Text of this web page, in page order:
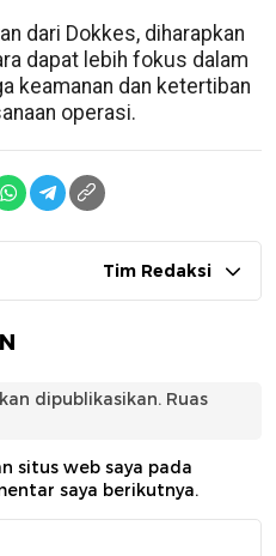
dari Dokkes, diharapkan
dapat lebih fokus dalam
keamanan dan ketertiban
operasi.
Tim Redaksi
dipublikasikan. Ruas
situs web saya pada
saya berikutnya.